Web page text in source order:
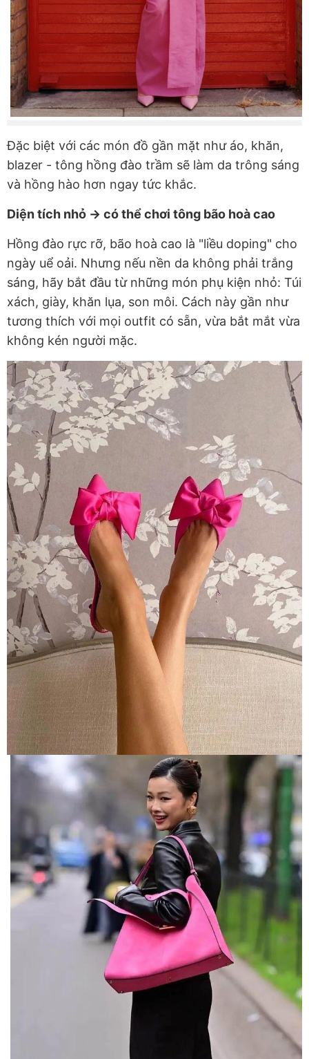
Đặc biệt với các món đồ gần mặt như áo, khăn,
blazer - tông hồng đào trầm sẽ làm da trông sáng
và hồng hào hơn ngay tức khắc.
Diện tích nhỏ → có thể chơi tông bão hoà cao
Hồng đào rực rỡ, bão hoà cao là "liều doping" cho
ngày uể oải. Nhưng nếu nền da không phải trắng
sáng, hãy bắt đầu từ những món phụ kiện nhỏ: Túi
xách, giày, khăn lụa, son môi. Cách này gần như
tương thích với mọi outfit có sẵn, vừa bắt mắt vừa
không kén người mặc.